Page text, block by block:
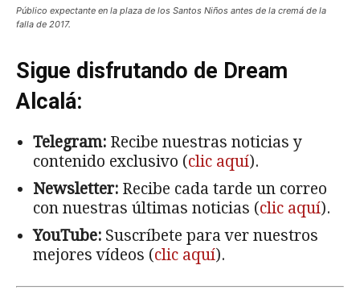
Público expectante en la plaza de los Santos Niños antes de la cremá de la
falla de 2017.
Sigue disfrutando de Dream
Alcalá:
Telegram: Recibe nuestras noticias y
contenido exclusivo (clic aquí).
Newsletter: Recibe cada tarde un correo
con nuestras últimas noticias (clic aquí).
YouTube: Suscríbete para ver nuestros
mejores vídeos (clic aquí).